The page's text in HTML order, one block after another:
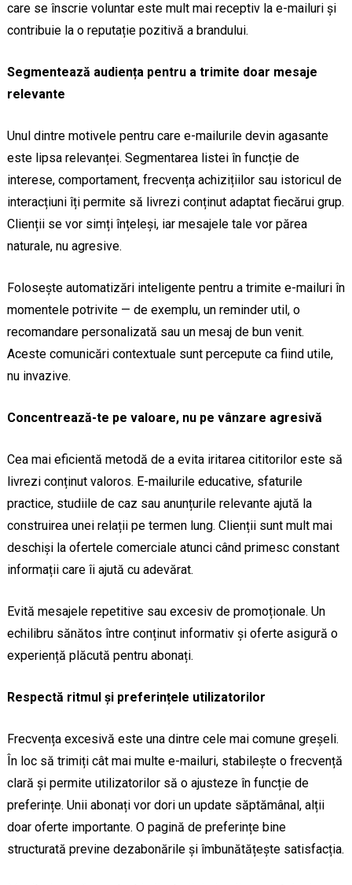
care se înscrie voluntar este mult mai receptiv la e-mailuri și
contribuie la o reputație pozitivă a brandului.
Segmentează audiența pentru a trimite doar mesaje
relevante
Unul dintre motivele pentru care e-mailurile devin agasante
este lipsa relevanței. Segmentarea listei în funcție de
interese, comportament, frecvența achizițiilor sau istoricul de
interacțiuni îți permite să livrezi conținut adaptat fiecărui grup.
Clienții se vor simți înțeleși, iar mesajele tale vor părea
naturale, nu agresive.
Folosește automatizări inteligente pentru a trimite e-mailuri în
momentele potrivite — de exemplu, un reminder util, o
recomandare personalizată sau un mesaj de bun venit.
Aceste comunicări contextuale sunt percepute ca fiind utile,
nu invazive.
Concentrează-te pe valoare, nu pe vânzare agresivă
Cea mai eficientă metodă de a evita iritarea cititorilor este să
livrezi conținut valoros. E-mailurile educative, sfaturile
practice, studiile de caz sau anunțurile relevante ajută la
construirea unei relații pe termen lung. Clienții sunt mult mai
deschiși la ofertele comerciale atunci când primesc constant
informații care îi ajută cu adevărat.
Evită mesajele repetitive sau excesiv de promoționale. Un
echilibru sănătos între conținut informativ și oferte asigură o
experiență plăcută pentru abonați.
Respectă ritmul și preferințele utilizatorilor
Frecvența excesivă este una dintre cele mai comune greșeli.
În loc să trimiți cât mai multe e-mailuri, stabilește o frecvență
clară și permite utilizatorilor să o ajusteze în funcție de
preferințe. Unii abonați vor dori un update săptămânal, alții
doar oferte importante. O pagină de preferințe bine
structurată previne dezabonările și îmbunătățește satisfacția.